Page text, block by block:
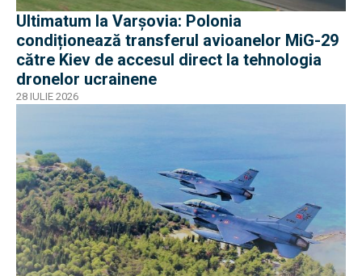
Ultimatum la Varșovia: Polonia
condiționează transferul avioanelor MiG-29
către Kiev de accesul direct la tehnologia
dronelor ucrainene
28 IULIE 2026